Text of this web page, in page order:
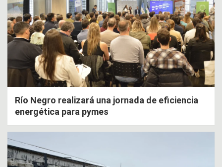
Río Negro realizará una jornada de eficiencia
energética para pymes